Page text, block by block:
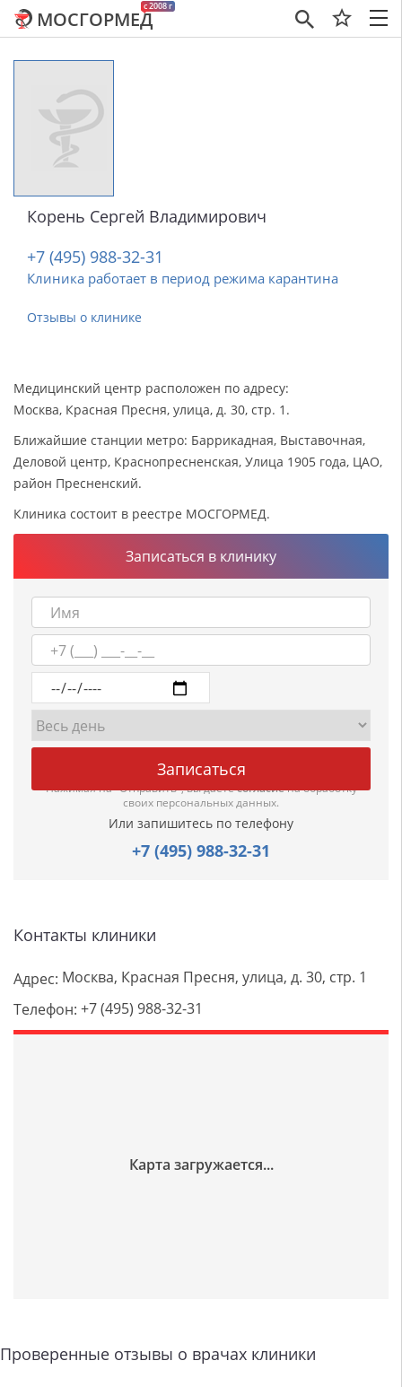
×
c 2008 г
МОСГОРМЕД
Корень Сергей Владимирович
+7 (495) 988-32-31
Клиника работает в период режима карантина
Отзывы о клинике
Медицинский центр расположен по адресу:
Москва, Красная Пресня, улица, д. 30, стр. 1.
Ближайшие станции метро: Баррикадная, Выставочная,
Деловой центр, Краснопресненская, Улица 1905 года, ЦАО,
район Пресненский.
Клиника состоит в реестре МОСГОРМЕД.
Записаться в клинику
Нажимая на "Отправить", вы даетесогласиена обработку
своих персональных данных.
Или запишитесь по телефону
+7 (495) 988-32-31
Контакты клиники
Адрес: Москва, Красная Пресня, улица, д. 30, стр. 1
Телефон: +7 (495) 988-32-31
Проверенные отзывы о врачах клиники